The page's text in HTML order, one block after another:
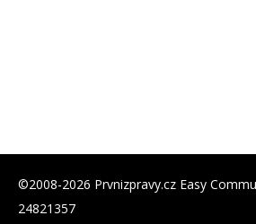
©2008-2026 Prvnizpravy.cz Easy
24821357